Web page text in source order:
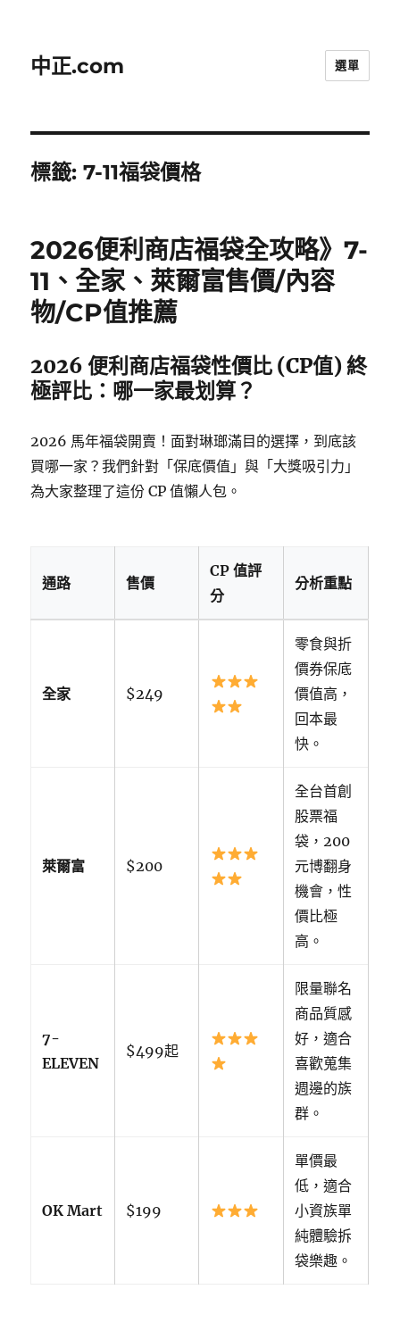
中正.com 選單
標籤:7-11福袋價格
2026便利商店福袋全攻略》7-
11、全家、萊爾富售價/內容
物/CP值推薦
2026 便利商店福袋性價比 (CP值) 終
極評比：哪一家最划算？
2026 馬年福袋開賣！面對琳瑯滿目的選擇，到底該
買哪一家？我們針對「保底價值」與「大獎吸引力」
為大家整理了這份 CP 值懶人包。
通路 售價
CP 值評
分
分析重點
全家 $249
零食與折
價券保底
價值高，
回本最
快。
萊爾富 $200
全台首創
股票福
袋，200
元博翻身
機會，性
價比極
高。
7-
ELEVEN
$499起
限量聯名
商品質感
好，適合
喜歡蒐集
週邊的族
群。
OK Mart $199
單價最
低，適合
小資族單
純體驗拆
袋樂趣。